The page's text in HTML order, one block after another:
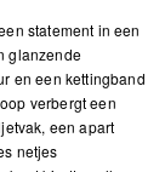
statement in een
glanzende
en een kettingband
verbergt een
een apart
netjes